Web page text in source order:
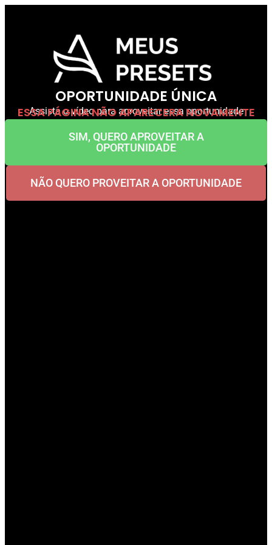
OPORTUNIDADE ÚNICA
Assista o vídeo para aproveitar essa oportunidade
ESSA PÁGINA NÃO APARECERA NOVAMENTE
SIM, QUERO APROVEITAR A
OPORTUNIDADE
NÃO QUERO PROVEITAR A OPORTUNIDADE